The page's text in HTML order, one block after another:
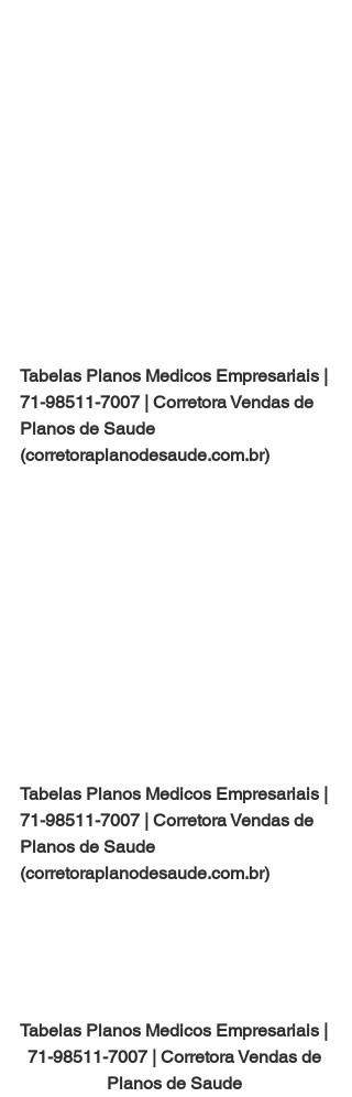
Tabelas Planos Medicos Empresariais |
71-98511-7007 | Corretora Vendas de
Planos de Saude
(corretoraplanodesaude.com.br)
Tabelas Planos Medicos Empresariais |
71-98511-7007 | Corretora Vendas de
Planos de Saude
(corretoraplanodesaude.com.br)
Tabelas Planos Medicos Empresariais |
71-98511-7007 | Corretora Vendas de
Planos de Saude